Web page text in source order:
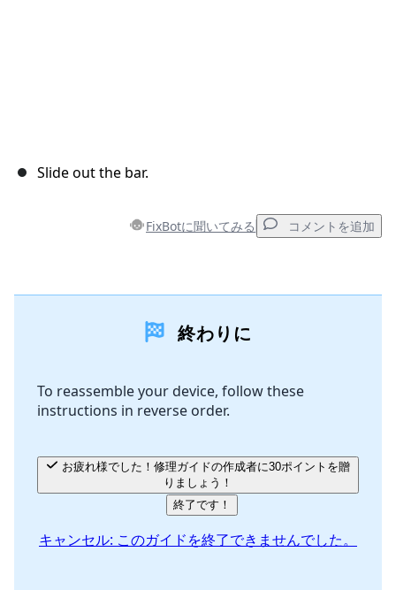
Slide out the bar.
FixBotに聞いてみる コメントを追加
キャンセル
終わりに
To reassemble your device, follow these
instructions in reverse order.
りましょう！
終了です！
キャンセル: このガイドを終了できませんでした。